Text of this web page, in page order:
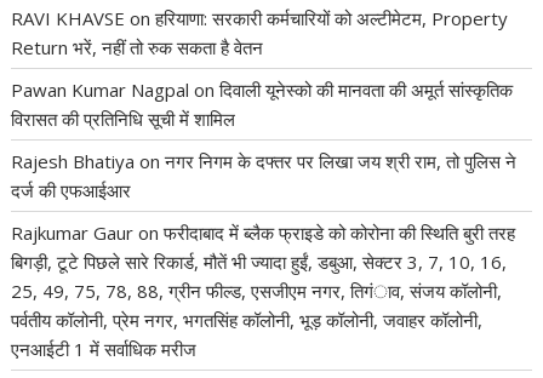
RAVI KHAVSE onहरियाणा: सरकारी कर्मचारियों को अल्टीमेटम, Property
Return भरें, नहीं तो रुक सकता है वेतन
Pawan Kumar Nagpal onदिवाली यूनेस्को की मानवता की अमूर्त सांस्कृतिक
विरासत की प्रतिनिधि सूची में शामिल
Rajesh Bhatiya onनगर निगम के दफ्तर पर लिखा जय श्री राम, तो पुलिस ने
दर्ज की एफआईआर
Rajkumar Gaur onफरीदाबाद में ब्लैक फ्राइडे को कोरोना की स्थिति बुरी तरह
बिगड़ी, टूटे पिछले सारे रिकार्ड, मौतें भी ज्यादा हुईं, डबुआ, सेक्टर 3, 7, 10, 16,
25, 49, 75, 78, 88, ग्रीन फील्ड, एसजीएम नगर, तिगंाव, संजय कॉलोनी,
पर्वतीय कॉलोनी, प्रेम नगर, भगतसिंह कॉलोनी, भूड़ कॉलोनी, जवाहर कॉलोनी,
एनआईटी 1 में सर्वाधिक मरीज